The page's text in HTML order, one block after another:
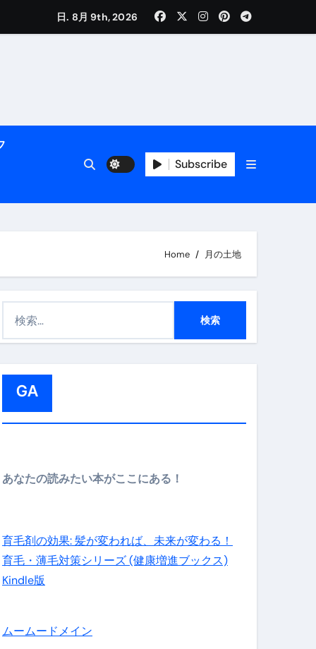
説
ン】
の先さらに貧しくなります。【 竹花貴騎 切り抜き 会社員
日. 8月 9th, 2026
Subscribe
Home 月の土地
GA
あなたの読みたい本がここにある！
育毛剤の効果: 髪が変われば、未来が変わる！
育毛・薄毛対策シリーズ (健康増進ブックス)
Kindle版
ムームードメイン